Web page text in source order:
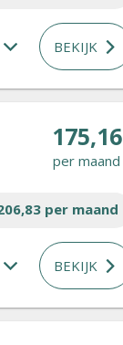
BEKIJK
175,16
per maand
per maand
BEKIJK